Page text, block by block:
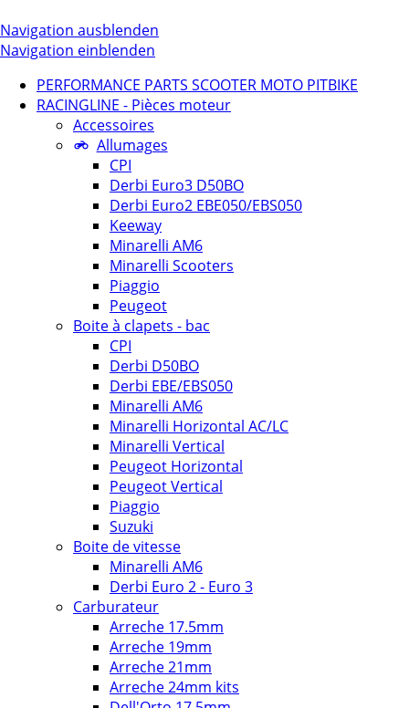
Navigation ausblenden
Navigation einblenden
PERFORMANCE PARTS SCOOTER MOTO PITBIKE
RACINGLINE - Pièces moteur
Accessoires
Allumages
CPI
Derbi Euro3 D50BO
Derbi Euro2 EBE050/EBS050
Keeway
Minarelli AM6
Minarelli Scooters
Piaggio
Peugeot
Boite à clapets - bac
CPI
Derbi D50BO
Derbi EBE/EBS050
Minarelli AM6
Minarelli Horizontal AC/LC
Minarelli Vertical
Peugeot Horizontal
Peugeot Vertical
Piaggio
Suzuki
Boite de vitesse
Minarelli AM6
Derbi Euro 2 - Euro 3
Carburateur
Arreche 17.5mm
Arreche 19mm
Arreche 21mm
Arreche 24mm kits